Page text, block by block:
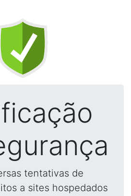
tentativas de
a sites hospedados